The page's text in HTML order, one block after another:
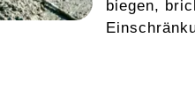
biegen,